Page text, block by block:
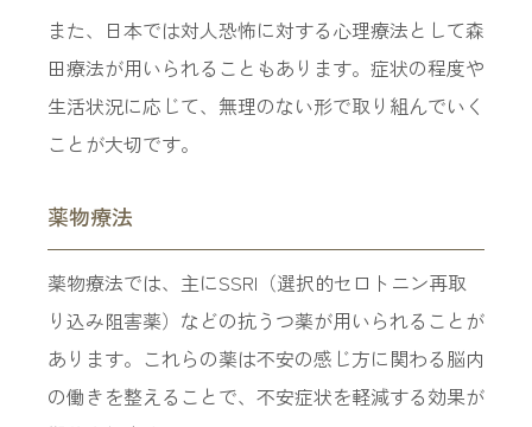
また、日本では対人恐怖に対する心理療法として森
田療法が用いられることもあります。症状の程度や
生活状況に応じて、無理のない形で取り組んでいく
ことが大切です。
薬物療法
薬物療法では、主にSSRI（選択的セロトニン再取
り込み阻害薬）などの抗うつ薬が用いられることが
あります。これらの薬は不安の感じ方に関わる脳内
の働きを整えることで、不安症状を軽減する効果が